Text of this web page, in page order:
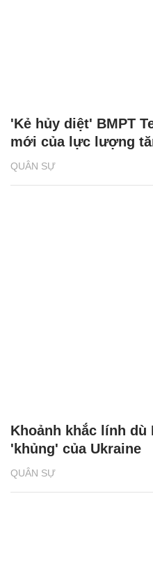
QUÂN SỰ
'Kẻ hủy diệt' BMPT
mới của lực lượng
QUÂN SỰ
Khoảnh khắc lính dù
'khủng' của Ukraine